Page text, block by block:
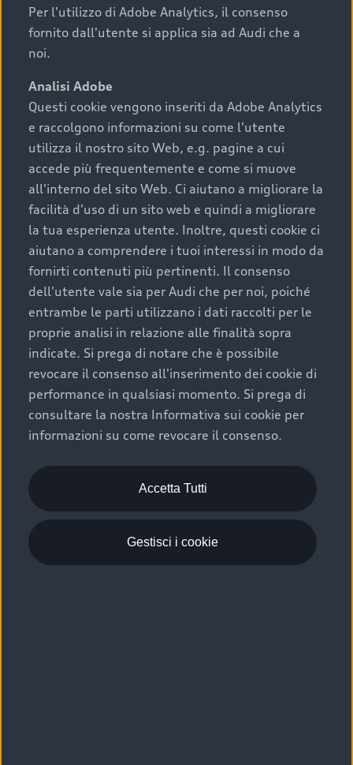
I requisiti fondamentali da considerare prima di
acquistare un’auto usata, oltre al prezzo e all'aspetto,
chilometraggio: un valore contenuto corrisponde a
uno stato migliore del veicolo e a una maggiore
durata nel tempo;
cronologia dei tagliandi: una documentazione
completa della vettura certifica una manutenzione
costante e accurata;
condizioni della carrozzeria e degli interni: una
buona conservazione evidenzia cura e attenzione del
precedente proprietario;
efficienza meccanica: motore, trasmissione e
componenti principali in ottimo stato garantiscono
prestazioni affidabili e sicure.
Acquistare un’auto usata in una Concessionaria ufficiale
Audi che offre l’usato garantito tramite Audi Prima
Scelta :plus, significa affidarsi ad un prodotto che viene
sottoposto a 110 controlli approfonditi e coperto da
garanzia fino a 4 anni per una maggiore tutela del tuo
acquisto.
Per l'utilizzo di Adobe Analytics, il consenso
fornito dall'utente si applica sia ad Audi che a
noi.
Analisi Adobe
Questi cookie vengono inseriti da Adobe Analytics
e raccolgono informazioni su come l'utente
utilizza il nostro sito Web, e.g. pagine a cui
accede più frequentemente e come si muove
all'interno del sito Web. Ci aiutano a migliorare la
facilità d'uso di un sito web e quindi a migliorare
la tua esperienza utente. Inoltre, questi cookie ci
aiutano a comprendere i tuoi interessi in modo da
fornirti contenuti più pertinenti. Il consenso
dell'utente vale sia per Audi che per noi, poiché
entrambe le parti utilizzano i dati raccolti per le
proprie analisi in relazione alle finalità sopra
indicate. Si prega di notare che è possibile
revocare il consenso all'inserimento dei cookie di
performance in qualsiasi momento. Si prega di
consultare la nostra Informativa sui cookie per
informazioni su come revocare il consenso.
Accetta Tutti
Gestisci i cookie